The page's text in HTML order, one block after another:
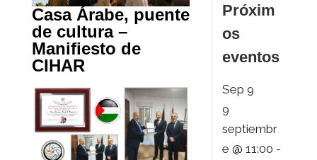
Casa Árabe, puente
de cultura –
Manifiesto de
CIHAR
Próxim
os
eventos
Sep9
9
septiembr
e @ 11:00 -